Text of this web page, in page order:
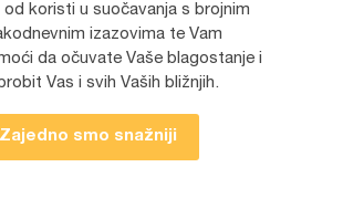
od koristi u suočavanja s brojnim
izazovima te Vam
da očuvate Vaše blagostanje i
Vas i svih Vaših bližnjih.
Zajedno smo snažniji